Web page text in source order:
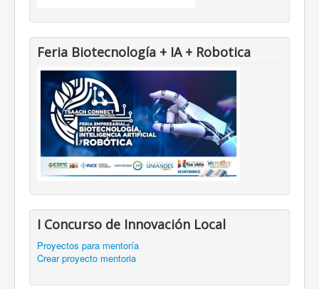
Feria Biotecnología + IA + Robotica
I Concurso de Innovación Local
Proyectos para mentoría
Crear proyecto mentoria